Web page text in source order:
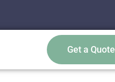
Get a Quote